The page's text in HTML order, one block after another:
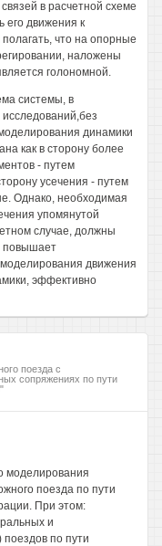
в расчетной схеме
его движения к
что на опорные
наложены
голономной.
системы, в
динамики
как в сторону более
- путем
усечения - путем
Однако, необходимая
упомянутой
случае, должны
повышает
движения
эффективно
поезда с
сопряжениях по пути
моделирования
поезда по пути
При этом:
и
по пути